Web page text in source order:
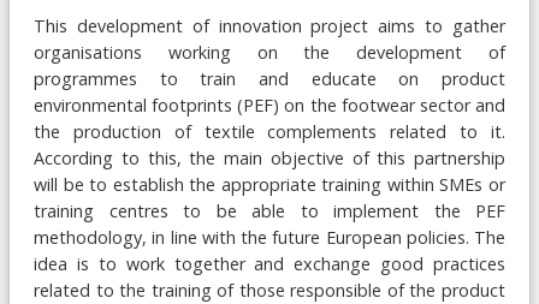
This development of innovation project aims to gather
organisations working on the development of
programmes to train and educate on product
environmental footprints (PEF) on the footwear sector and
the production of textile complements related to it.
According to this, the main objective of this partnership
will be to establish the appropriate training within SMEs or
training centres to be able to implement the PEF
methodology, in line with the future European policies. The
idea is to work together and exchange good practices
related to the training of those responsible of the product